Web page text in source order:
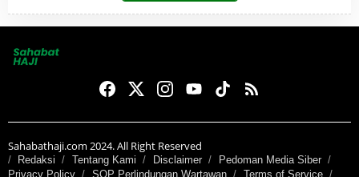
Sahabathaji.com 2024. All Right Reserved
Redaksi Tentang Kami Disclaimer
Pedoman Media Siber
Privacy Policy
SOP Perlindungan Wartawan Terms of Service